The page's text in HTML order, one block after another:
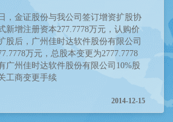
，金证股份与我公司签订增资扩股协
新增注册资本277.7778万元，认购价
股后，广州佳时达软件股份有限公司
万元，总股本变更为2777.7778
广州佳时达软件股份有限公司10%股
工商变更手续
2014-12-15